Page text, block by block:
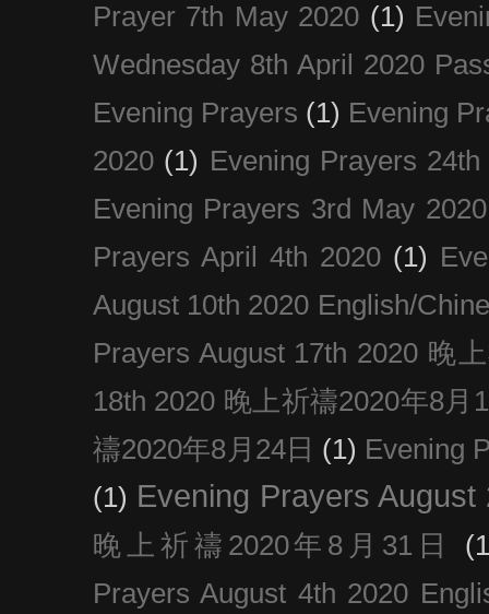
Prayer 7th May 2020 (1)
Wednesday 8th April 2020
Evening Prayers (1) Evening
2020 (1) Evening Prayers
Evening Prayers 3rd May 2020
Prayers April 4th 2020 (1)
August 10th 2020 English/
Prayers August 17th 2020 晚
18th 2020 晚上祈禱2020年8月
禱2020年8月24日 (1) Evening
(1) Evening Prayers August
晚上祈禱2020年8月31日
Prayers August 4th 2020